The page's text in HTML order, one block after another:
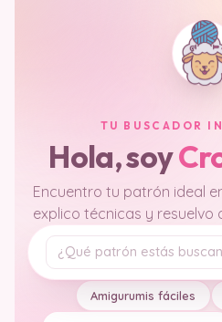
TU BUSCADOR
Hola, soy
Encuentro tu patrón ideal
explico técnicas y resuelvo
Tu pregunta
Amigurumis fáciles